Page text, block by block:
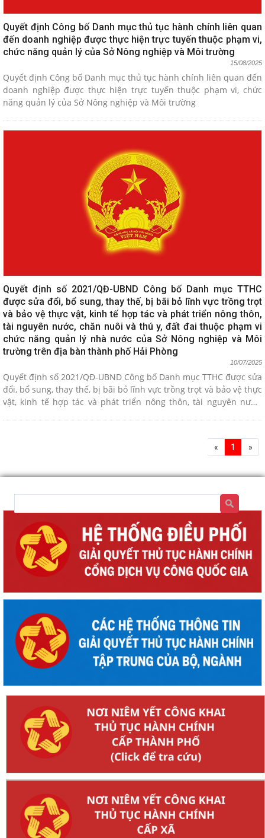
Quyết định Công bố Danh mục thủ tục hành chính liên quan
đến doanh nghiệp được thực hiện trực tuyến thuộc phạm vi,
chức năng quản lý của Sở Nông nghiệp và Môi trường
15/08/2025
Quyết định Công bố Danh mục thủ tục hành chính liên quan đến
doanh nghiệp được thực hiện trực tuyến thuộc phạm vi, chức
năng quản lý của Sở Nông nghiệp và Môi trường
Quyết định số 2021/QĐ-UBND Công bố Danh mục TTHC
được sửa đổi, bổ sung, thay thế, bị bãi bỏ lĩnh vực trồng trọt
và bảo vệ thực vật, kinh tế hợp tác và phát triển nông thôn,
tài nguyên nước, chăn nuôi và thú y, đất đai thuộc phạm vi
chức năng quản lý nhà nước của Sở Nông nghiệp và Môi
trường trên địa bàn thành phố Hải Phòng
10/07/2025
Quyết định số 2021/QĐ-UBND Công bố Danh mục TTHC được sửa
đổi, bổ sung, thay thế, bị bãi bỏ lĩnh vực trồng trọt và bảo vệ thực
vật, kinh tế hợp tác và phát triển nông thôn, tài nguyên nước,
« 1 »